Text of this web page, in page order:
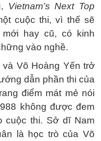
Vietnam’s Next Top
cuộc thi, vì thế sẽ
hay cũ, có kinh
vào nghề.
Võ Hoàng Yến trở
dẫn phần thi của
điểm mát mẻ nói
không được đem
cuộc thi. Sở dĩ Nam
là học trò của Võ